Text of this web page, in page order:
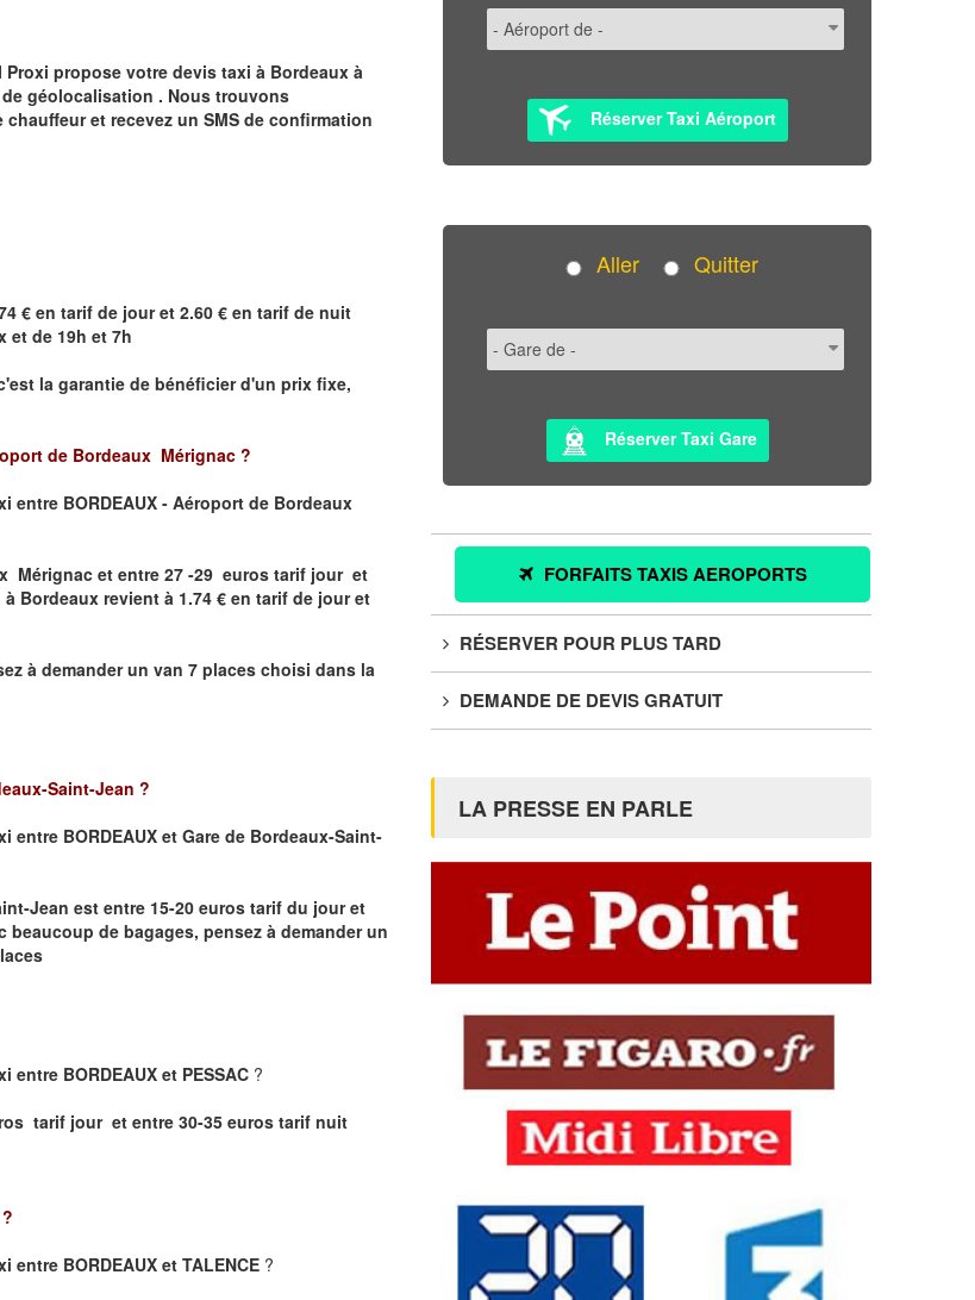
Proxi propose votre devis taxi à Bordeaux à
géolocalisation . Nous trouvons
et recevez un SMS de confirmation
€ en tarif de jour et 2.60 € en tarif de nuit
et de 19h et 7h
la garantie de bénéficierd'un prix fixe,
de Bordeaux Mérignac ?
entre BORDEAUX - Aéroport de Bordeaux
Mérignac et entre 27 -29 euros tarif jour et
Bordeaux revient à 1.74 € en tarif de jour et
à demander un van 7 places choisi dans la
Saint-Jean ?
entre BORDEAUX et Gare de Bordeaux-Saint-
Jean est entre 15-20 euros tarif du jour et
beaucoup de bagages, pensez à demander un
BORDEAUX et PESSAC ?
tarif jour et entre 30-35 euros tarif nuit
?
BORDEAUX et TALENCE ?
Réserver Taxi Aéroport
Aller Quitter
Réserver Taxi Gare
FORFAITS TAXIS AEROPORTS
RÉSERVER POUR PLUS TARD
DEMANDE DE DEVIS GRATUIT
LA PRESSE EN PARLE